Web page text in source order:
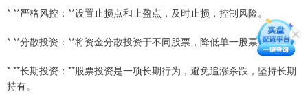
* **严格风控：**设置止损点和止盈点，及时止损，控制风险。
* **分散投资：**将资金分散投资于不同股票，降低单一股票风险。
* **长期投资：**股票投资是一项长期行为，避免追涨杀跌，坚持长期
持有。